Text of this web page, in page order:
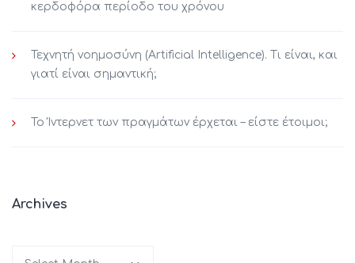
κερδοφόρα περίοδο του χρόνου
Τεχνητή νοημοσύνη (Artificial Intelligence). Τι είναι, και
γιατί είναι σημαντική;
Το Ίντερνετ των πραγμάτων έρχεται – είστε έτοιμοι;
Archives